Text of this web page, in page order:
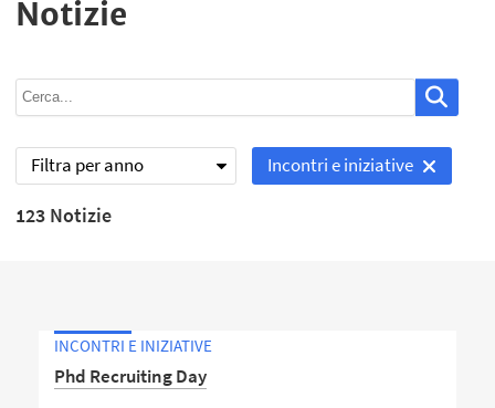
Notizie
Filtra per anno Incontri e iniziative
123 Notizie
INCONTRI E INIZIATIVE
Phd Recruiting Day